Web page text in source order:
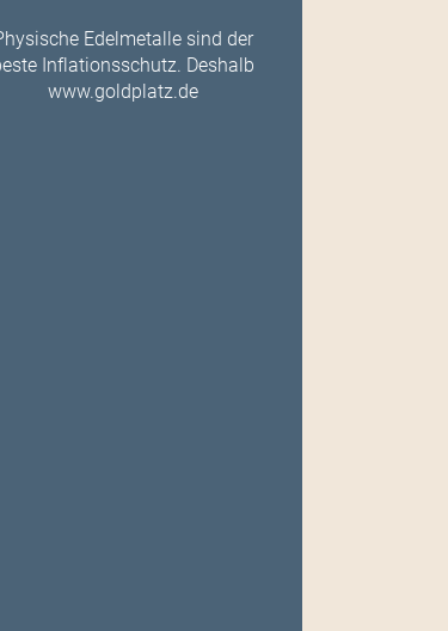
Edelmetalle sind der
Inflationsschutz. Deshalb
www.goldplatz.de